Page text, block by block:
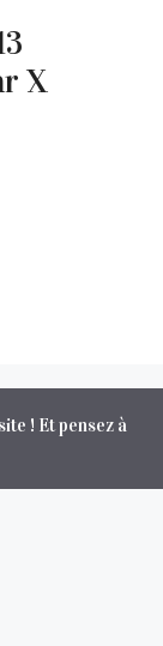
X
! Et pensez à